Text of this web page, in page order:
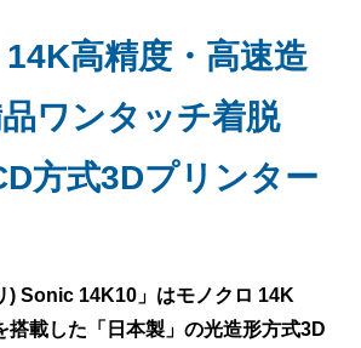
14K高精度・高速造
ワンタッチ着脱
方式3Dプリンター
) Sonic 14K10」はモノクロ 14K
搭載した「日本製」の光造形方式3D